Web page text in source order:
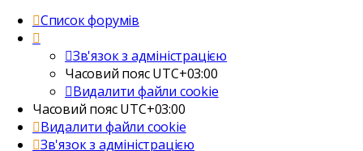
Список форумів
Зв'язок з адміністрацією
Часовий поясUTC+03:00
Видалити файли cookie
Часовий поясUTC+03:00
Видалити файли cookie
Зв'язок з адміністрацією